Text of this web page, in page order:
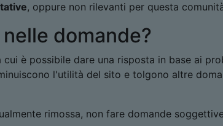
, oppure non rilevanti per questa
domande?
è possibile dare una risposta in base ai
l'utilità del sito e tolgono altre
rimossa, non fare domande